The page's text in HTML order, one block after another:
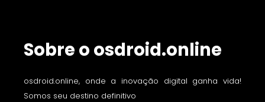
Sobre o osdroid.online
osdroid.online, onde a inovação digital ganha vida!
Somos seu destino definitivo